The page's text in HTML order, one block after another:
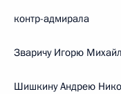
контр-адмирала
Зваричу Игорю
Шишкину Андрею